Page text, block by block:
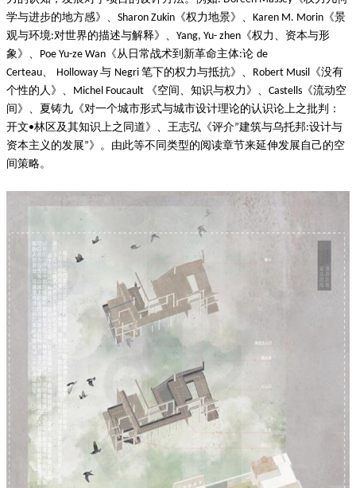
学与进步的地方感》、 Sharon Zukin 《权力地景》、 Karen M. Morin 《景
观与环境:对世界的描述与解释》、 Yang, Yu- zhen 《权力、资本与形
象》、
Poe Yu-ze Wan 《从日常战术到新革命主体:论 de
Certeau
Holloway 与 Negri 笔下的权力与抵抗》、 Robert Musil
《没有
个性的人》、
Michel Foucault 《空间、知识与权力》、 Castells 《流动空
间》、夏铸九《对一个城市形式与城市设计理论的认识论上之批判：
开文•林区及其知识上之同道》、王志弘《评介”建筑与乌托邦:设计与
资本主义的发展”》。由此等不同类型的阅读章节来延伸发展自己的空
间策略。